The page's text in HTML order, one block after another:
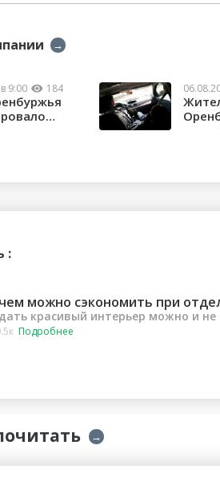
→
9:00 184
:
можно сэкономить при
красивый интерьер можно и не
Подробнее
→